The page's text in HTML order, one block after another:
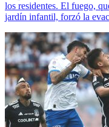
los residentes. El fuego,
jardín infantil, forzó la